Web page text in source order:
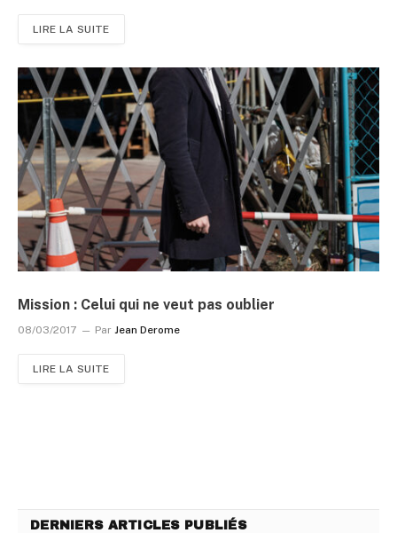
LIRE LA SUITE
Mission : Celui qui ne veut pas oublier
08/03/2017 Par Jean Derome
LIRE LA SUITE
DERNIERS ARTICLES PUBLIÉS